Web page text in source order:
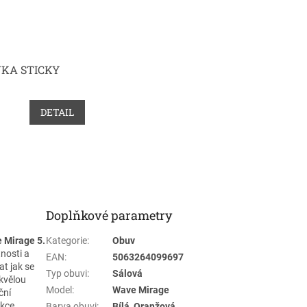
STICKY
DETAIL
Mirage 5.
a
jak se
Doplňkové parametry
Kategorie:
Obuv
EAN:
5063264099697
Typ obuvi:
Sálová
Model :
Wave Mirage